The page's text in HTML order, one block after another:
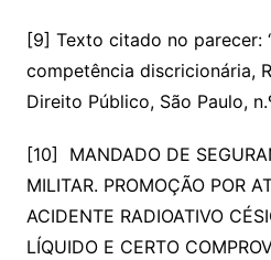
[9] Texto citado no parecer:
competência discricionária,
Direito Público, São Paulo,
[10] MANDADO DE
MILITAR. PROMOÇÃO POR
ACIDENTE RADIOATIVO
LÍQUIDO E CERTO